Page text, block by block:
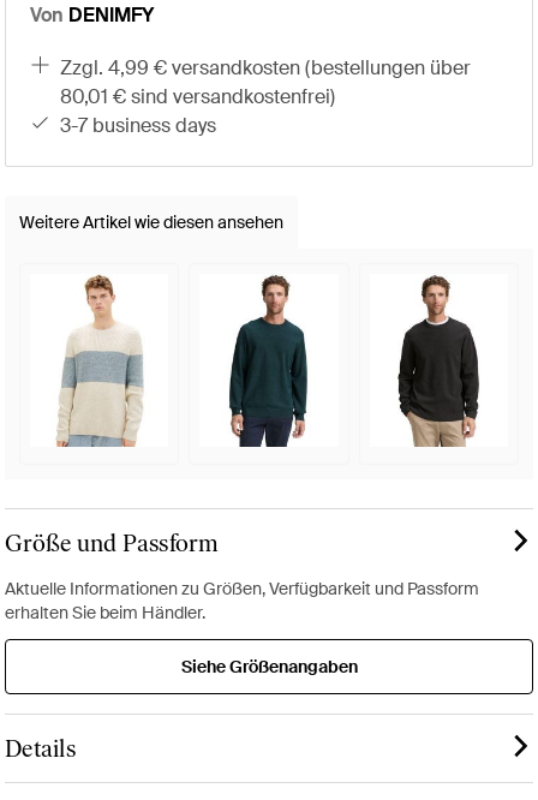
Von DENIMFY
zzgl. 4,99 € versandkosten (bestellungen über
80,01 € sind versandkostenfrei)
3-7 business days
Weitere Artikel wie diesen ansehen
Größe und Passform
Aktuelle Informationen zu Größen, Verfügbarkeit und Passform
erhalten Sie beim Händler.
Siehe Größenangaben
Details